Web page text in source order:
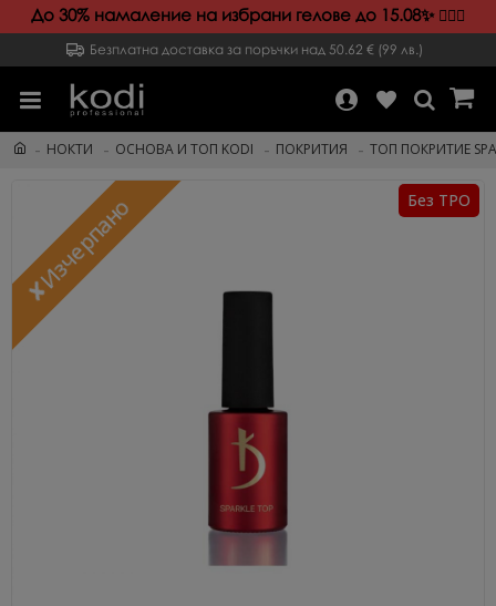
До 30% намаление на избрани гелове до 15.08✨️💁🏻‍♀️
Безплатна доставка за поръчки над 50.62 € (99 лв.)
НОКТИ ОСНОВА И ТОП KODI ПОКРИТИЯ ТОП ПОКРИТИЕ
Без TPO
✘Изчерпано